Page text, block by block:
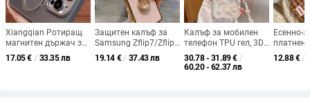
Xiangqian Ротиращ
магнитен държач за
кейс на iPhone —
мътен акрил, анти
17.05€ / 33.35 лв
Защитен калъф за
Samsung Zflip7/Zflip6
със 2-в-1 луксозен
дизайн, изкуствена
19.14 € / 37.43 лв
Калъф за мобилен
телефон TPU гел, 3D
извивка, против
изпускане, за iPhone
30.78 - 31.89€ /
60.20 - 62.37 лв
Есенно-
платнен
каре за
Max,
12.88€ /